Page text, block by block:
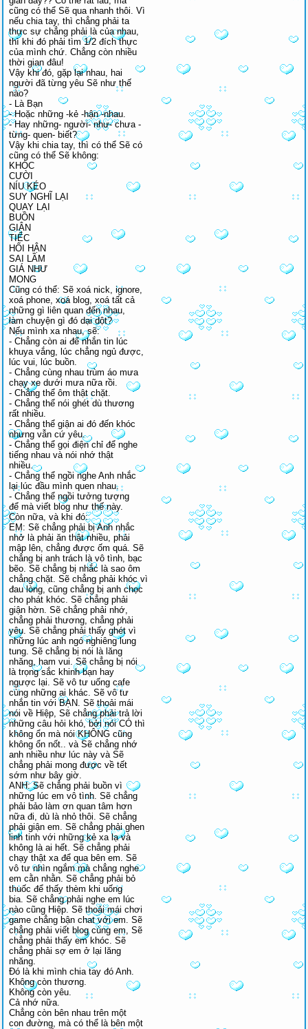
cũng có thể Sẽ qua nhanh thôi. Vì
nếu chia tay, thì chẳng phải ta
thực sự chẳng phải là của nhau,
thì khi đó phải tìm 1/2 đích thực
của mình chứ. Chẳng còn nhiều
thời gian đâu!
Vậy khi đó, gặp lại nhau, hai
người đã từng yêu Sẽ như thế
nào?
- Là Bạn
- Hoặc những -kẻ -hận -nhau.
- Hay những- người- như- chưa -
từng- quen- biết?
Vậy khi chia tay, thì có thể Sẽ có
cũng có thể Sẽ không:
KHÓC
CƯỜI
NÍU KÉO
SUY NGHĨ LẠI
QUAY LẠI
BUỒN
GIẬN
TIẾC
HỐI HẬN
SAI LẦM
GIÁ NHƯ
MONG
Cũng có thể: Sẽ xoá nick, ignore,
xoá phone, xoá blog, xoá tất cả
những gì liên quan đến nhau,
làm chuyện gì đó dại dột?
Nếu mình xa nhau, sẽ:
- Chẳng còn ai để nhắn tin lúc
khuya vắng, lúc chẳng ngủ được,
lúc vui, lúc buồn.
- Chẳng cùng nhau trùm áo mưa
chạy xe dưới mưa nữa rồi.
- Chẳng thể ôm thật chặt.
- Chẳng thể nói ghét dù thương
rất nhiều.
- Chẳng thể giận ai đó đến khóc
nhưng vẫn cứ yêu.
- Chẳng thể gọi điện chỉ để nghe
tiếng nhau và nói nhớ thật
nhiều.
- Chẳng thể ngồi nghe Anh nhắc
lại lúc đầu mình quen nhau.
- Chẳng thể ngồi tưởng tượng
để mà viết blog như thế này.
Còn nữa, và khi đó:
EM: Sẽ chẳng phải bị Anh nhắc
nhở là phải ăn thật nhiều, phải
mập lên, chẳng được ốm quá. Sẽ
chẳng bị anh trách là vô tình, bạc
bẽo. Sẽ chẳng bị nhắc là sao ôm
chẳng chặt. Sẽ chẳng phải khóc vì
đau lòng, cũng chẳng bị anh chọc
cho phát khóc. Sẽ chẳng phải
giận hờn. Sẽ chẳng phải nhớ,
chẳng phải thương, chẳng phải
yêu. Sẽ chẳng phải thấy ghét vì
những lúc anh ngó nghiêng lung
tung. Sẽ chẳng bị nói là lăng
nhăng, ham vui. Sẽ chẳng bị nói
là trọng sắc khinh bạn hay
ngược lại. Sẽ vô tư uống cafe
cùng những ai khác. Sẽ vô tư
nhắn tin với BẠN. Sẽ thoải mái
nói về Hiệp, Sẽ chẳng phải trả lời
những câu hỏi khó, bởi nói CÓ thì
không ổn mà nói KHÔNG cũng
không ổn nốt.. và Sẽ chẳng nhớ
anh nhiều như lúc này và Sẽ
chẳng phải mong được về tết
sớm như bây giờ.
ANH: Sẽ chẳng phải buồn vì
những lúc em vô tình. Sẽ chẳng
phải bảo làm ơn quan tâm hơn
nữa đi, dù là nhỏ thôi. Sẽ chẳng
phải giận em. Sẽ chẳng phải ghen
linh tinh với những kẻ xa lạ và
không là ai hết. Sẽ chẳng phải
chạy thật xa để qua bên em. Sẽ
vô tư nhìn ngắm mà chẳng nghe
em cằn nhằn. Sẽ chẳng phải bỏ
thuốc để thấy thèm khi uống
bia. Sẽ chẳng phải nghe em lúc
nào cũng Hiệp. Sẽ thoải mái chơi
game chẳng bận chat với em. Sẽ
chẳng phải viết blog cùng em, Sẽ
chẳng phải thấy em khóc. Sẽ
chẳng phải sợ em ở lại lăng
nhăng.
Đó là khi mình chia tay đó Anh.
Không còn thương.
Không còn yêu.
Cả nhớ nữa.
Chẳng còn bên nhau trên một
con đường, mà có thể là bên một